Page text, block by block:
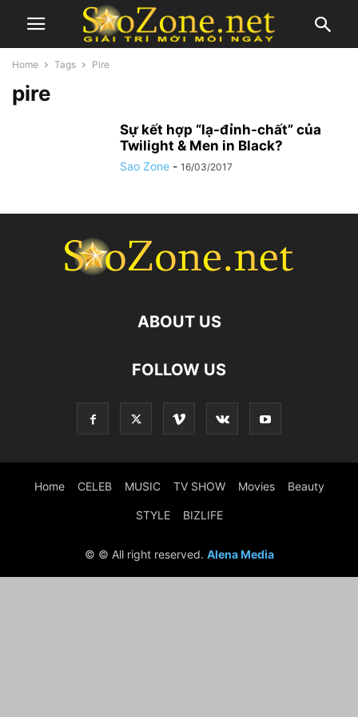
Home Tags Pire
pire
Sự kết hợp “lạ-đỉnh-chất” của
Twilight & Men in Black?
Sao Zone - 16/03/2017
ABOUT US
FOLLOW US
Home CELEB MUSIC TV SHOW Movies Beauty
STYLE BIZLIFE
© © All right reserved. Alena Media